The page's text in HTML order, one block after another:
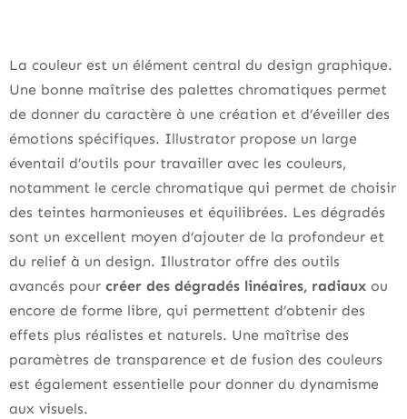
La couleur est un élément central du design graphique.
Une bonne maîtrise des palettes chromatiques permet
de donner du caractère à une création et d’éveiller des
émotions spécifiques. Illustrator propose un large
éventail d’outils pour travailler avec les couleurs,
notamment le cercle chromatique qui permet de choisir
des teintes harmonieuses et équilibrées. Les dégradés
sont un excellent moyen d’ajouter de la profondeur et
du relief à un design. Illustrator offre des outils
avancés pour créer des dégradés linéaires, radiaux ou
encore de forme libre, qui permettent d’obtenir des
effets plus réalistes et naturels. Une maîtrise des
paramètres de transparence et de fusion des couleurs
est également essentielle pour donner du dynamisme
aux visuels.